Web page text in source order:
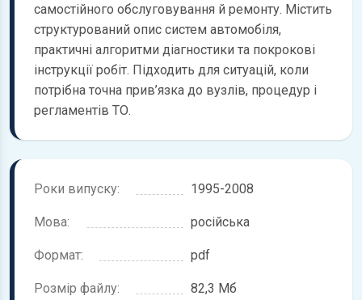
самостійного обслуговування й ремонту. Містить
структурований опис систем автомобіля,
практичні алгоритми діагностики та покрокові
інструкції робіт. Підходить для ситуацій, коли
потрібна точна прив’язка до вузлів, процедур і
регламентів ТО.
Роки випуску: 1995-2008
Мова: російська
Формат: pdf
Розмір файлу: 82,3 Мб